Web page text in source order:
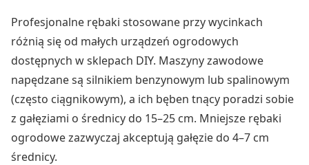
Profesjonalne rębaki stosowane przy wycinkach
różnią się od małych urządzeń ogrodowych
dostępnych w sklepach DIY. Maszyny zawodowe
napędzane są silnikiem benzynowym lub spalinowym
(często ciągnikowym), a ich bęben tnący poradzi sobie
z gałęziami o średnicy do 15–25 cm. Mniejsze rębaki
ogrodowe zazwyczaj akceptują gałęzie do 4–7 cm
średnicy.